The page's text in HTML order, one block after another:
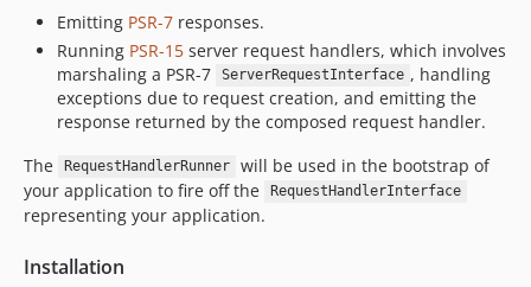
Emitting PSR-7 responses.
Running PSR-15 server request handlers, which involves
marshaling a PSR-7
ServerRequestInterface , handling
exceptions due to request creation, and emitting the
response returned by the composed request handler.
The
RequestHandlerRunner
will be used in the bootstrap of
your application to fire off the
RequestHandlerInterface
representing your application.
Installation